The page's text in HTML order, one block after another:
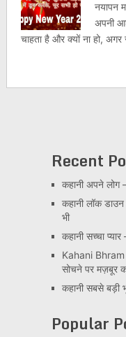
नयापन
अपनी
चाहता है और क्यों ना हो,
Recent
कहानी अपने लोग
कहानी लॉक
भी
कहानी सच्चा
Kahani Bhram
सोचने पर मज़बूर
कहानी सबसे बड़ी
Popular